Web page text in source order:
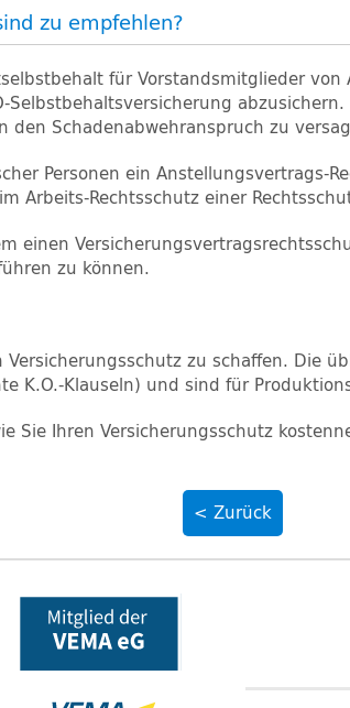
zu empfehlen?
für Vorstandsmitglieder
Schadenabwehranspruch zu
Personen ein Anstellungsvertrags-
Arbeits-Rechtsschutz einer
einen
zu können.
zu schaffen. Die
K.O.-Klauseln) und sind für
Sie Ihren Versicherungsschutz
< Zurück